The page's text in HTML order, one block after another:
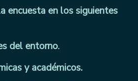
encuesta en los siguientes
del entorno.
y académicos.